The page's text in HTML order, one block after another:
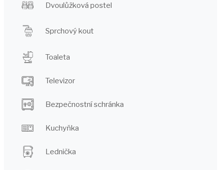
Dvoulůžková postel
Sprchový kout
Toaleta
Televizor
Bezpečnostní schránka
Kuchyňka
Lednička